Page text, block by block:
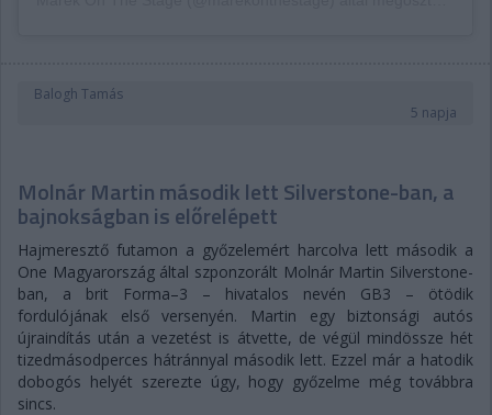
Balogh Tamás
5 napja
Molnár Martin második lett Silverstone-ban, a
bajnokságban is előrelépett
Hajmeresztő futamon a győzelemért harcolva lett második a
One Magyarország által szponzorált Molnár Martin Silverstone-
ban, a brit Forma–3 – hivatalos nevén GB3 – ötödik
fordulójának első versenyén. Martin egy biztonsági autós
újraindítás után a vezetést is átvette, de végül mindössze hét
tizedmásodperces hátránnyal második lett. Ezzel már a hatodik
dobogós helyét szerezte úgy, hogy győzelme még továbbra
sincs.